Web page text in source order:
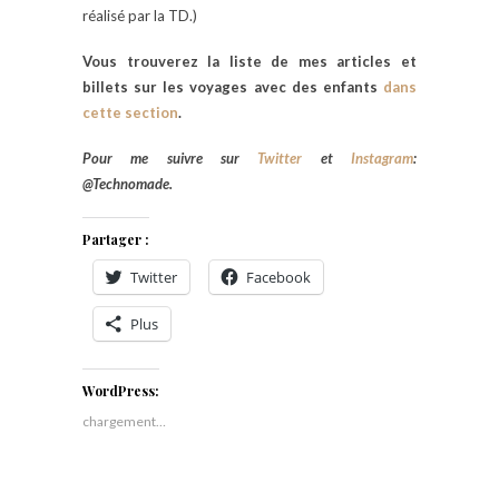
réalisé par la TD.)
Vous trouverez la liste de mes articles et
billets sur les voyages avec des enfants dans
cette section.
Pour me suivre sur Twitter etInstagram:
@Technomade.
Partager :
Twitter Facebook
Plus
WordPress:
chargement…